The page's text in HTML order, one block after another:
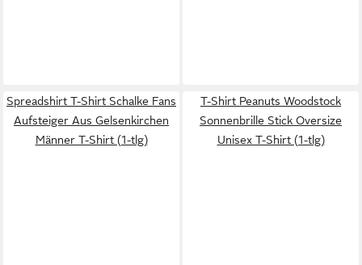
Spreadshirt T-Shirt Schalke Fans
Aufsteiger Aus Gelsenkirchen
Männer T-Shirt (1-tlg)
T-Shirt Peanuts Woodstock
Sonnenbrille Stick Oversize
Unisex T-Shirt (1-tlg)